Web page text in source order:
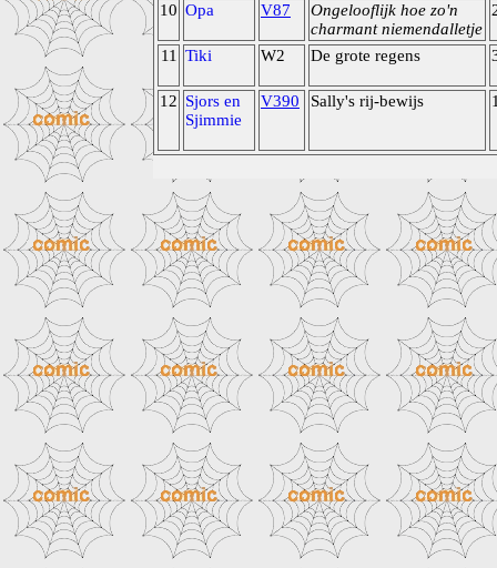
10 Opa V87
Ongelooflijk hoe zo'n
charmant niemendalletje
11 Tiki W2 De grote regens
12 Sjors en
Sjimmie
V390 Sally's rij-bewijs